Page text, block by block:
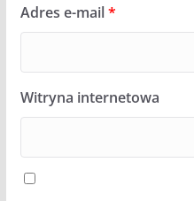
Adres e-mail*
Witryna internetowa